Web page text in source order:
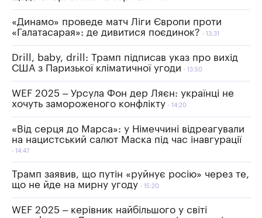
«Динамо» проведе матч Ліги Європи проти
«Галатасарая»: де дивитися поєдинок?
13:31
Drill, baby, drill: Трамп підписав указ про вихід
США з Паризької кліматичної угоди
13:50
WEF 2025 – Урсула Фон дер Ляєн: українці не
хочуть замороженого конфлікту
14:20
«Від серця до Марса»: у Німеччині відреагували
на нацистський салют Маска під час інавгурації
14:47
Трамп заявив, що путін «руйнує росію» через те,
що не йде на мирну угоду
15:20
WEF 2025 – керівник найбільшого у світі